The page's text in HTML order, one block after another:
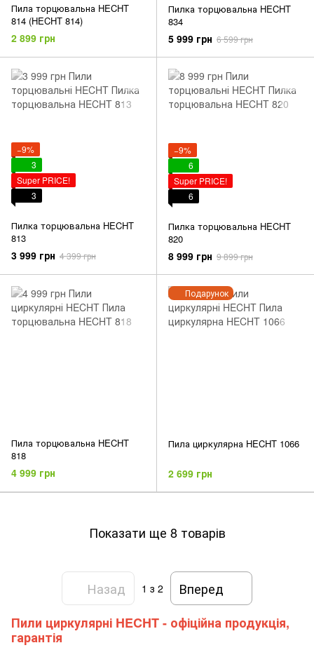
Пила торцювальна HECHT
814 (HECHT 814)
2 899 грн
Пилка торцювальна HECHT
834
5 999 грн 6 599 грн
−9%
3
Super PRICE!
3
Пилка торцювальна HECHT
813
3 999 грн 4 399 грн
−9%
6
Super PRICE!
6
Пилка торцювальна HECHT
820
8 999 грн 9 899 грн
Пила торцювальна HECHT
818
4 999 грн
Подарунок
Пила циркулярна HECHT 1066
2 699 грн
Показати ще 8 товарів
Назад 1 з 2
Вперед
Пили циркулярні HECHT - офіційна продукція,
гарантія